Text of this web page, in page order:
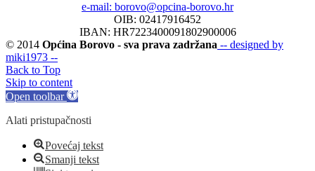
e-mail: borovo@opcina-borovo.hr
OIB: 02417916452
IBAN: HR7223400091802900006
© 2014 Općina Borovo - sva prava zadržana -- designed by
miki1973 --
Back to Top
Skip to content
Open toolbar
Alati pristupačnosti
Povećaj tekst
Smanji tekst